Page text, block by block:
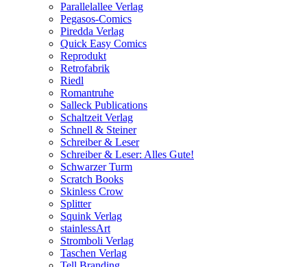
Parallelallee Verlag
Pegasos-Comics
Piredda Verlag
Quick Easy Comics
Reprodukt
Retrofabrik
Riedl
Romantruhe
Salleck Publications
Schaltzeit Verlag
Schnell & Steiner
Schreiber & Leser
Schreiber & Leser: Alles Gute!
Schwarzer Turm
Scratch Books
Skinless Crow
Splitter
Squink Verlag
stainlessArt
Stromboli Verlag
Taschen Verlag